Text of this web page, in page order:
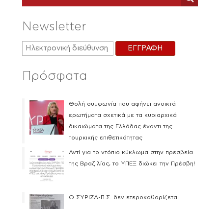
Newsletter
Πρόσφατα
Θολή συμφωνία που αφήνει ανοικτά
ερωτήματα σχετικά με τα κυριαρχικά
δικαιώματα της Ελλάδας έναντι της
τουρκικής επιθετικότητας
Αντί για το ντόπιο κύκλωμα στην πρεσβεία
της Βραζιλίας, το ΥΠΕΞ διώκει την Πρέσβη!
Ο ΣΥΡΙΖΑ-Π.Σ. δεν ετεροκαθορίζεται